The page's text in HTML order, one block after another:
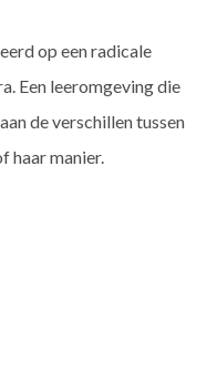
op een radicale
Een leeromgeving die
de verschillen tussen
haar manier.